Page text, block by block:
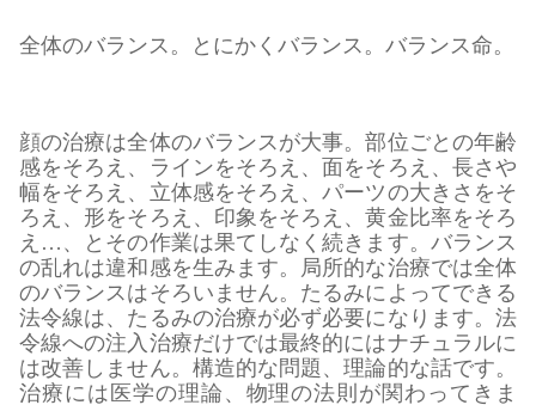
全体のバランス。とにかくバランス。バランス命。
顔の治療は全体のバランスが大事。部位ごとの年齢
感をそろえ、ラインをそろえ、面をそろえ、長さや
幅をそろえ、立体感をそろえ、パーツの大きさをそ
ろえ、形をそろえ、印象をそろえ、黄金比率をそろ
え…、とその作業は果てしなく続きます。バランス
の乱れは違和感を生みます。局所的な治療では全体
のバランスはそろいません。たるみによってできる
法令線は、たるみの治療が必ず必要になります。法
令線への注入治療だけでは最終的にはナチュラルに
は改善しません。構造的な問題、理論的な話です。
治療には医学の理論、物理の法則が関わってきま